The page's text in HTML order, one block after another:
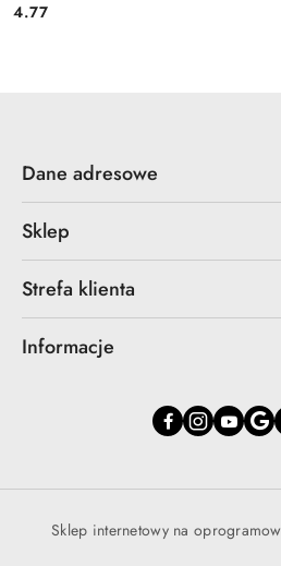
Cena:
4.77
Dane adresowe
Sklep
Strefa klienta
Informacje
Sklep internetowy na